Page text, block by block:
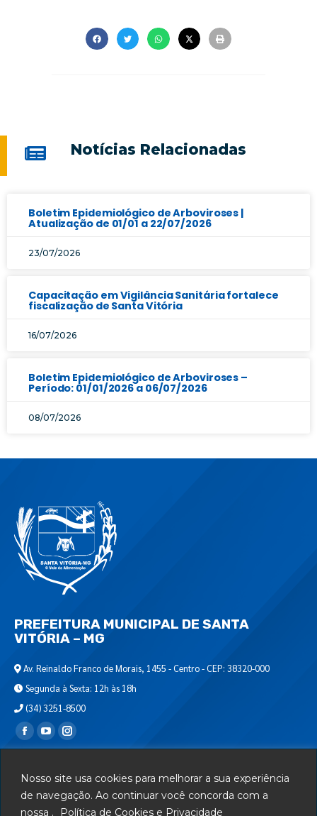
Nosso site usa cookies para melhorar a sua experiência
de navegação. Ao continuar você concorda com a
nossa .
Política de Cookies e Privacidade
Notícias Relacionadas
Boletim Epidemiológico de Arboviroses |
Atualização de 01/01 a 22/07/2026
23/07/2026
Capacitação em Vigilância Sanitária fortalece
fiscalização de Santa Vitória
16/07/2026
Boletim Epidemiológico de Arboviroses –
Período: 01/01/2026 a 06/07/2026
08/07/2026
PREFEITURA MUNICIPAL DE SANTA
VITÓRIA – MG
Av. Reinaldo Franco de Morais, 1455 - Centro - CEP: 38320-000
Segunda à Sexta: 12h às 18h
(34) 3251-8500
Encontre-nos em:
Departamento de T.I.